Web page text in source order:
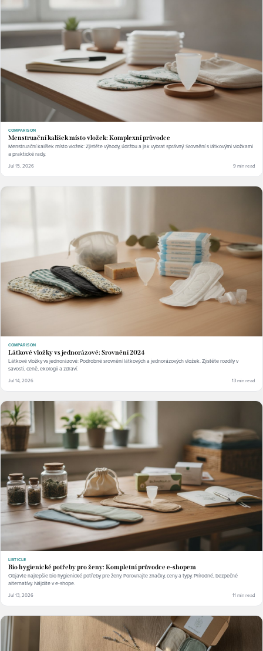
COMPARISON
Menstruační kalíšek místo vložek: Komplexní průvodce
Menstruační kalíšek místo vložek: Zjistěte výhody, údržbu a jak vybrat správný. Srovnění s látkovými vložkami
a praktické rady.
Jul 15, 2026 9 min read
COMPARISON
Látkové vložky vs jednorázové: Srovnění 2024
Látkové vložky vs jednorázové: Podrobné srovnění látkových a jednorázových vložek. Zjistěte rozdíly v
savosti, ceně, ekologii a zdraví.
Jul 14, 2026 13 min read
LISTICLE
Bio hygienické potřeby pro ženy: Kompletní průvodce e-shopem
Objavte najlepšie bio hygienické potřeby pre ženy. Porovnajte značky, ceny a typy. Prírodné, bezpečné
alternatívy. Nájdite v e-shope.
Jul 13, 2026 11 min read